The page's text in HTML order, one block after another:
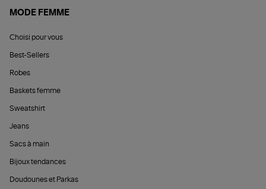
MODE FEMME
Choisi pour vous
Best-Sellers
Robes
Baskets femme
Sweatshirt
Jeans
Sacs à main
Bijoux tendances
Doudounes et Parkas